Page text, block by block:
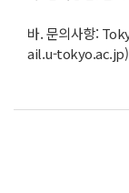
바. 문의사항:
ail.u-